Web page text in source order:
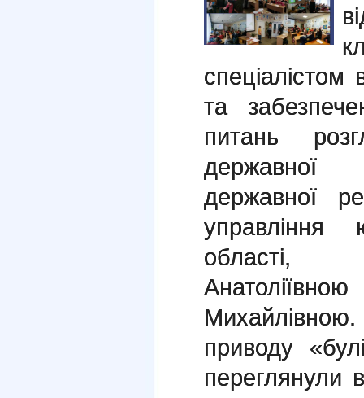
спеціалістом
та
питань
державної
державної
управління
області,
Михайлівною.
приводу
переглянули